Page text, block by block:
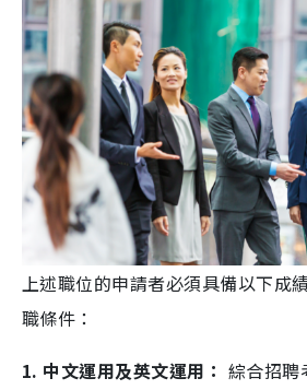
上述職位的申請者必須具備以下成
職條件：
1. 中文運用及英文運用： 綜合招聘